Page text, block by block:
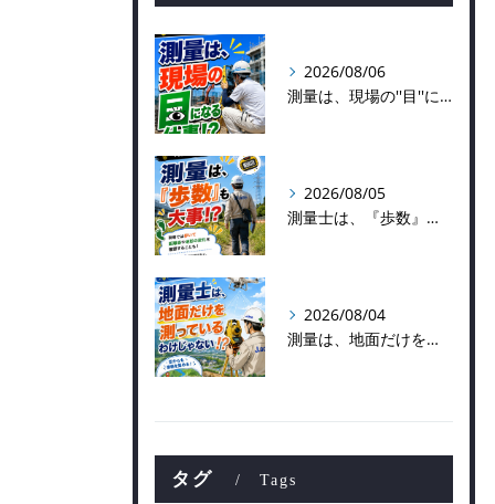
2026/08/06
測量は、現場の''目''になる仕事！？
2026/08/05
測量士は、『歩数』も大事！？
2026/08/04
測量は、地面だけを測っているわけじゃない！？👷📡
タグ Tags